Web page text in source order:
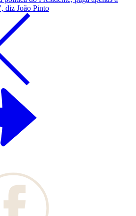
diz João Pinto